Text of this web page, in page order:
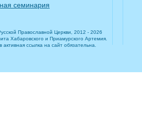
семинария
Православной Церкви, 2012 - 2026
Хабаровского и Приамурского Артемия.
ссылка на сайт обязательна.